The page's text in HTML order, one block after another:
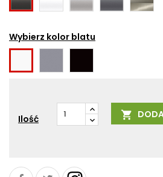
-
-
ALU
siwy
-
Wybierz kolor blatu
Ilość 